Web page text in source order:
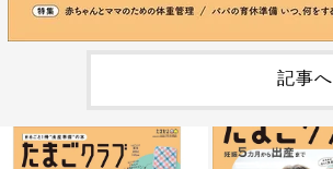
記事